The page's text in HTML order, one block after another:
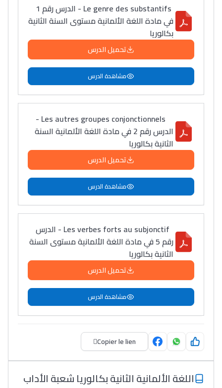
Le genre des substantifs - الدرس رقم 1
في مادة اللغة الألمانية مستوى السنة الثانية
بكالوريا
تحميل الدرس
مشاهدة الدرس
Les autres groupes conjonctionnels -
الدرس رقم 2 في مادة اللغة الألمانية السنة
الثانية بكالوريا
تحميل الدرس
مشاهدة الدرس
Les verbes forts au subjonctif - الدرس
رقم 5 في مادة اللغة الألمانية مستوى السنة
الثانية بكالوريا
تحميل الدرس
مشاهدة الدرس
Copier le lien
اللغة الألمانية الثانية بكالوريا شعبة الأداب